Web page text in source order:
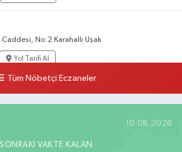
No:2 Karahallı Uşak
Yol Tarifi Al
Bedük Caddesi, No:75 Ulubey Uşak
Tüm Nöbetçi Eczaneler
10.08.2026
SONRAKI VAKTE KALAN